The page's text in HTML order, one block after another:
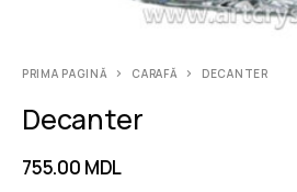
PRIMA PAGINĂ CARAFĂ DECANTER
Decanter
755.00 MDL